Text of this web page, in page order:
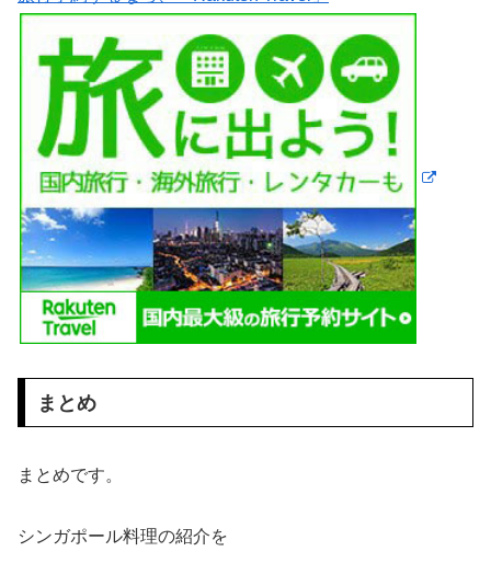
まとめ
まとめです。
シンガポール料理の紹介を